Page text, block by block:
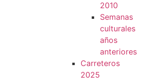
2010
Semanas
culturales
años
anteriores
Carreteros
2025